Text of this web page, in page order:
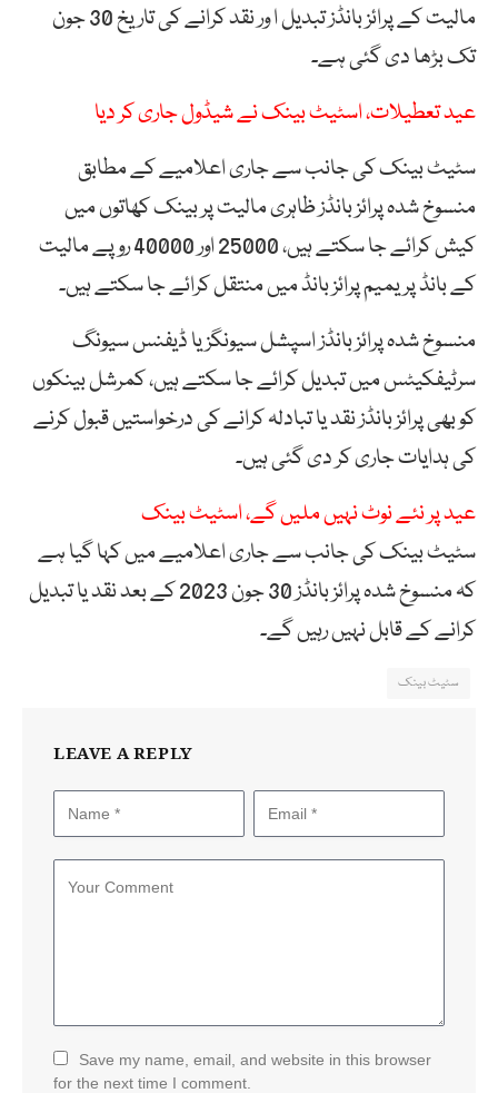
مالیت کے پرائز بانڈز تبدیل ا ور نقد کرانے کی تاریخ 30 جون
تک بڑھا دی گئی ہے۔
عید تعطیلات، اسٹیٹ بینک نے شیڈول جاری کر دیا
سٹیٹ بینک کی جانب سے جاری اعلامیے کے مطابق
منسوخ شدہ پرائز بانڈز ظاہری مالیت پر بینک کھاتوں میں
کیش کرائے جا سکتے ہیں، 25000 اور 40000 روپے مالیت
کے بانڈ پریمیم پرائز بانڈ میں منتقل کرائے جا سکتے ہیں۔
منسوخ شدہ پرائز بانڈز اسپشل سیونگز یا ڈیفنس سیونگ
سرٹیفکیٹس میں تبدیل کرائے جا سکتے ہیں، کمرشل بینکوں
کو بھی پرائز بانڈز نقد یا تبادلہ کرانے کی درخواستیں قبول کرنے
کی ہدایات جاری کر دی گئی ہیں۔
عید پر نئے نوٹ نہیں ملیں گے، اسٹیٹ بینک
سٹیٹ بینک کی جانب سے جاری اعلامیے میں کہا گیا ہے
کہ منسوخ شدہ پرائز بانڈز 30 جون 2023 کے بعد نقد یا تبدیل
کرانے کے قابل نہیں رہیں گے۔
سٹیٹ بینک
LEAVE A REPLY
Save my name, email, and website in this browser
for the next time I comment.